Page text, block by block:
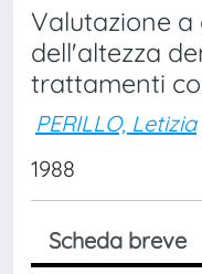
Valutazione a
dell'altezza
trattamenti
PERILLO, Letizia
1988
Scheda breve